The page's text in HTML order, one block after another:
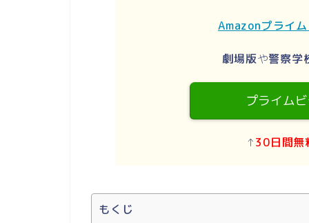
Amazonプライ
劇場版や警察学
プライム
↑30日間無
もくじ